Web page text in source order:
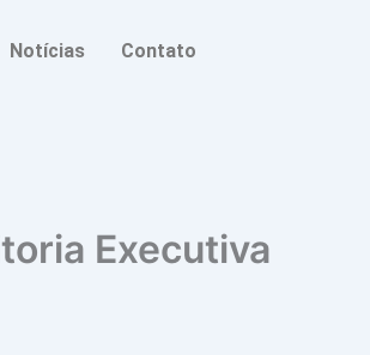
Notícias Contato
Executiva